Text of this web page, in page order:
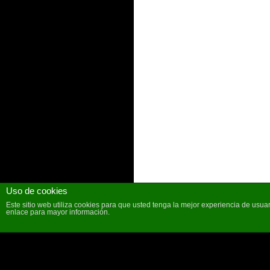
Uso de cookies
Este sitio web utiliza cookies para que usted tenga la mejor experiencia de
enlace para mayor información.